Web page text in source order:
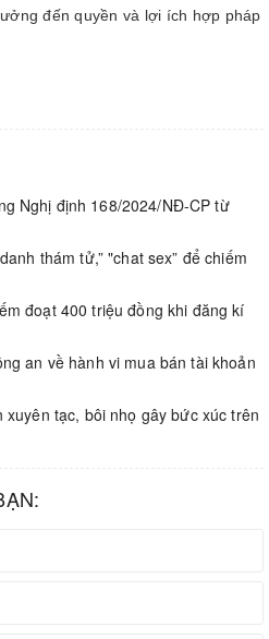
đến quyền và lợi ích hợp pháp
Nghị định 168/2024/NĐ-CP từ
thám tử,” "chat sex” để chiếm
đoạt 400 triệu đồng khi đăng kí
an về hành vi mua bán tài khoản
tạc, bôi nhọ gây bức xúc trên